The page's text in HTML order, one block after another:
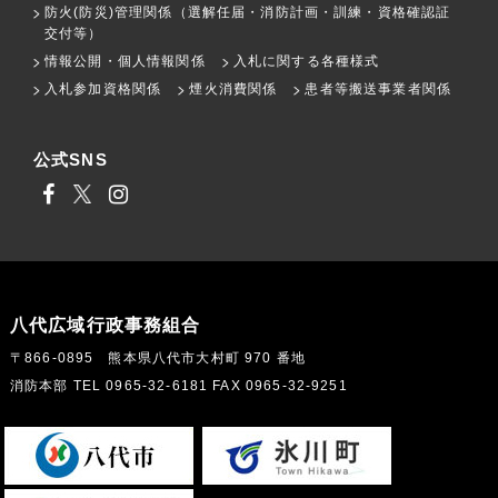
防火(防災)管理関係（選解任届・消防計画・訓練・資格確認証
交付等）
情報公開・個人情報関係
入札に関する各種様式
入札参加資格関係
煙火消費関係 患者等搬送事業者関係
公式SNS
八代広域行政事務組合
〒866-0895 熊本県八代市大村町 970 番地
消防本部 TEL 0965-32-6181 FAX 0965-32-9251